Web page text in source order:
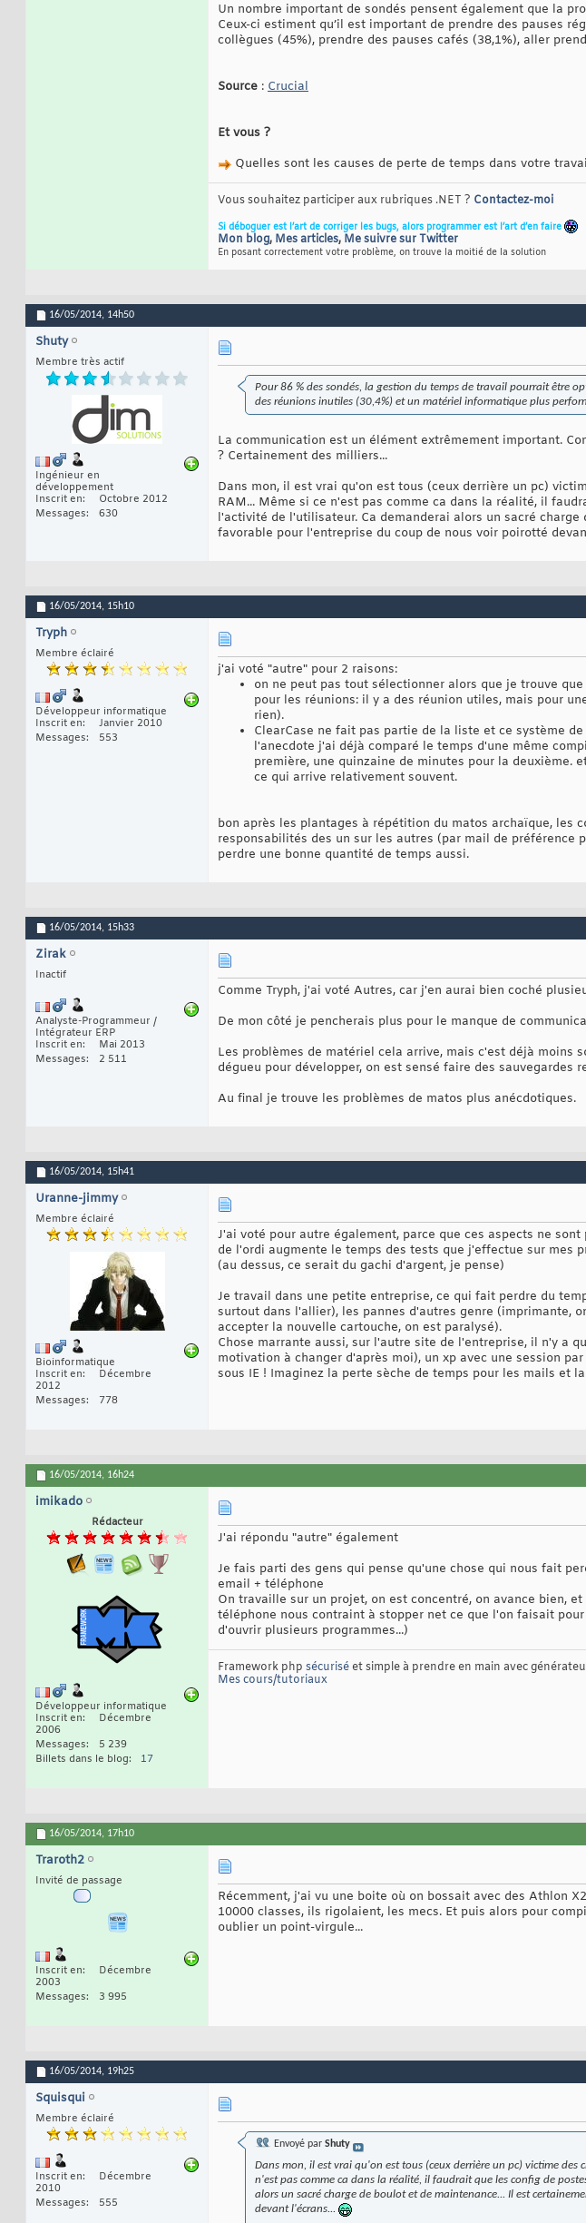
Un nombre important de sondés pensent également que la
Ceux-ci estiment qu’il est important de prendre des pauses
collègues (45%), prendre des pauses cafés (38,1%), aller
Source : Crucial
Et vous ?
Quelles sont les causes de perte de temps dans votre
Vous souhaitez participer aux rubriques .NET ? Contactez-moi
Si déboguer est l’art de corriger les bugs, alors programmer est l’art d’en faire
Mon blog, Mes articles, Me suivre sur Twitter
En posant correctement votre problème, on trouve la moitié de la solution
16/05/2014, 14h50
Shuty
Membre très actif
Ingénieur en
développement
Inscrit en
Octobre 2012
Messages
630
Pour 86 % des sondés, la gestion du temps de travail pourrait être
des réunions inutiles (30,4%) et un matériel informatique plus
La communication est un élément extrêmement important.
? Certainement des milliers...
Dans mon, il est vrai qu'on est tous (ceux derrière un pc)
RAM... Même si ce n'est pas comme ca dans la réalité, il
l'activité de l'utilisateur. Ca demanderai alors un sacré
favorable pour l'entreprise du coup de nous voir poirotté
16/05/2014, 15h10
Tryph
Membre éclairé
Développeur informatique
Inscrit en
Janvier 2010
Messages
553
j'ai voté "autre" pour 2 raisons:
on ne peut pas tout sélectionner alors que je trouve
pour les réunions: il y a des réunion utiles, mais pour
rien).
ClearCase ne fait pas partie de la liste et ce système
l'anecdote j'ai déjà comparé le temps d'une même
première, une quinzaine de minutes pour la deuxième.
ce qui arrive relativement souvent.
bon après les plantages à répétition du matos archaïque, les
responsabilités des un sur les autres (par mail de
perdre une bonne quantité de temps aussi.
16/05/2014, 15h33
Zirak
Inactif
Analyste-Programmeur /
Intégrateur ERP
Inscrit en
Mai 2013
Messages
2 511
Comme Tryph, j'ai voté Autres, car j'en aurai bien coché
De mon côté je pencherais plus pour le manque de
Les problèmes de matériel cela arrive, mais c'est déjà moins
dégueu pour développer, on est sensé faire des
Au final je trouve les problèmes de matos plus anécdotiques.
16/05/2014, 15h41
Uranne-jimmy
Membre éclairé
Bioinformatique
Inscrit en
Décembre
2012
Messages
778
J'ai voté pour autre également, parce que ces aspects ne
de l'ordi augmente le temps des tests que j'effectue sur mes
(au dessus, ce serait du gachi d'argent, je pense)
Je travail dans une petite entreprise, ce qui fait perdre du
surtout dans l'allier), les pannes d'autres genre (imprimante,
accepter la nouvelle cartouche, on est paralysé).
Chose marrante aussi, sur l'autre site de l'entreprise, il n'y a
motivation à changer d'après moi), un xp avec une session
sous IE ! Imaginez la perte sèche de temps pour les mails et
16/05/2014, 16h24
imikado
Rédacteur
Développeur informatique
Inscrit en
Décembre
2006
Messages
5 239
Billets dans le blog
17
J'ai répondu "autre" également
Je fais parti des gens qui pense qu'une chose qui nous fait
email + téléphone
On travaille sur un projet, on est concentré, on avance bien,
téléphone nous contraint à stopper net ce que l'on faisait
d'ouvrir plusieurs programmes...)
Framework php sécuriséet simple à prendre en main avec
Mes cours/tutoriaux
16/05/2014, 17h10
Traroth2
Invité de passage
Inscrit en
Décembre
2003
Messages
3 995
Récemment, j'ai vu une boite où on bossait avec des Athlon
10000 classes, ils rigolaient, les mecs. Et puis alors pour
oublier un point-virgule...
16/05/2014, 19h25
Squisqui
Membre éclairé
Inscrit en
Décembre
2010
Messages
555
Envoyé par Shuty
Dans mon, il est vrai qu'on est tous (ceux derrière un pc) victime
n'est pas comme ca dans la réalité, il faudrait que les config de
alors un sacré charge de boulot et de maintenance... Il est
devant l'écrans...